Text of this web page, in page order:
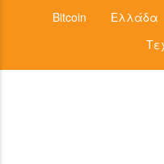
Bitcoin Ελλάδα